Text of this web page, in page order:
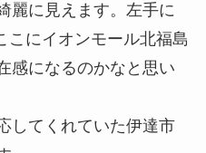
麗に見えます。左手に
こにイオンモール北福島
感になるのかなと思い
してくれていた伊達市